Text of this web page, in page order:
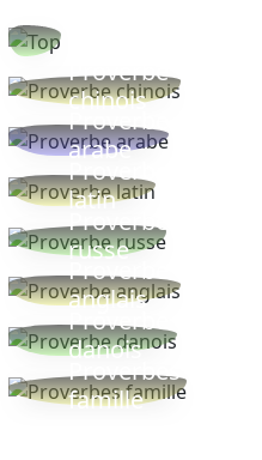
Proverbe
chinois
Proverbe
arabe
Proverbe
latin
Proverbe
russe
Proverbe
anglais
Proverbe
danois
Proverbes
famille